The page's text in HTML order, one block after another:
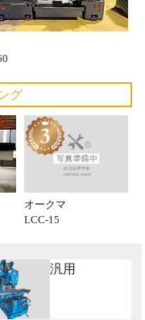
グ
オークマ
LCC-15
汎用